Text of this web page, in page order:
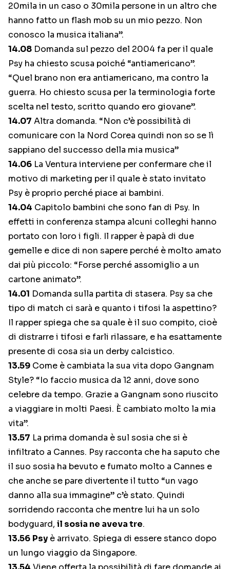
20mila in un caso o 30mila persone in un altro che
hanno fatto un flash mob su un mio pezzo. Non
conosco la musica italiana”.
14.08 Domanda sul pezzo del 2004 fa per il quale
Psy ha chiesto scusa poiché “antiamericano”.
“Quel brano non era antiamericano, ma contro la
guerra. Ho chiesto scusa per la terminologia forte
scelta nel testo, scritto quando ero giovane”.
14.07 Altra domanda. “Non c’è possibilità di
comunicare con la Nord Corea quindi non so se lì
sappiano del successo della mia musica”
14.06 La Ventura interviene per confermare che il
motivo di marketing per il quale è stato invitato
Psy è proprio perché piace ai bambini.
14.04 Capitolo bambini che sono fan di Psy. In
effetti in conferenza stampa alcuni colleghi hanno
portato con loro i figli. Il rapper è papà di due
gemelle e dice di non sapere perché è molto amato
dai più piccolo: “Forse perché assomiglio a un
cartone animato”.
14.01 Domanda sulla partita di stasera. Psy sa che
tipo di match ci sarà e quanto i tifosi la aspettino?
Il rapper spiega che sa quale è il suo compito, cioè
di distrarre i tifosi e farli rilassare, e ha esattamente
presente di cosa sia un derby calcistico.
13.59 Come è cambiata la sua vita dopo Gangnam
Style? “Io faccio musica da 12 anni, dove sono
celebre da tempo. Grazie a Gangnam sono riuscito
a viaggiare in molti Paesi. È cambiato molto la mia
vita”.
13.57 La prima domanda è sul sosia che si è
infiltrato a Cannes. Psy racconta che ha saputo che
il suo sosia ha bevuto e fumato molto a Cannes e
che anche se pare divertente il tutto “un vago
danno alla sua immagine” c’è stato. Quindi
sorridendo racconta che mentre lui ha un solo
bodyguard, il sosia ne aveva tre.
13.56 Psy è arrivato. Spiega di essere stanco dopo
un lungo viaggio da Singapore.